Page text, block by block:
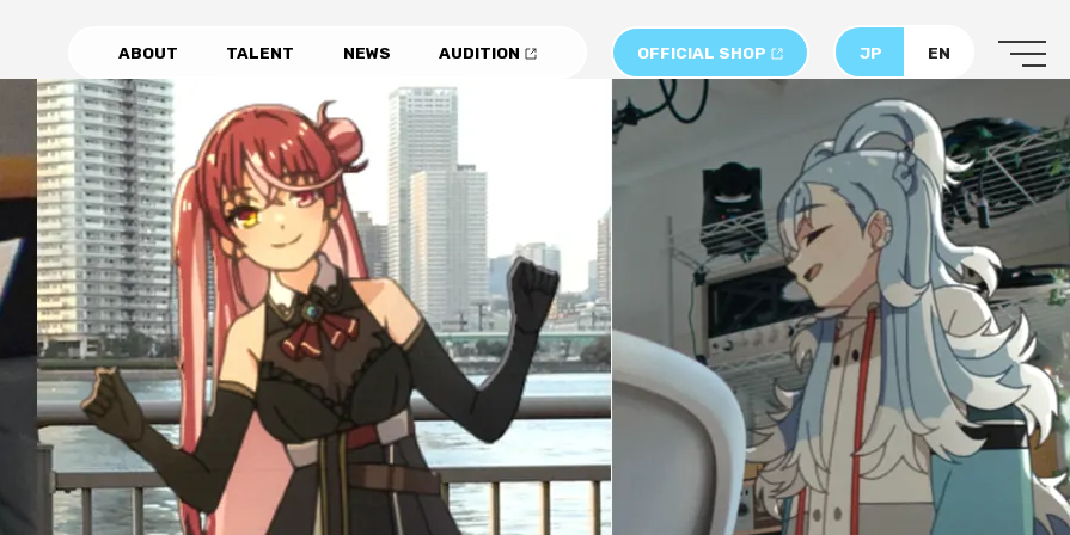
ABOUT TALENT NEWS AUDITION OFFICIAL SHOP EN
JP